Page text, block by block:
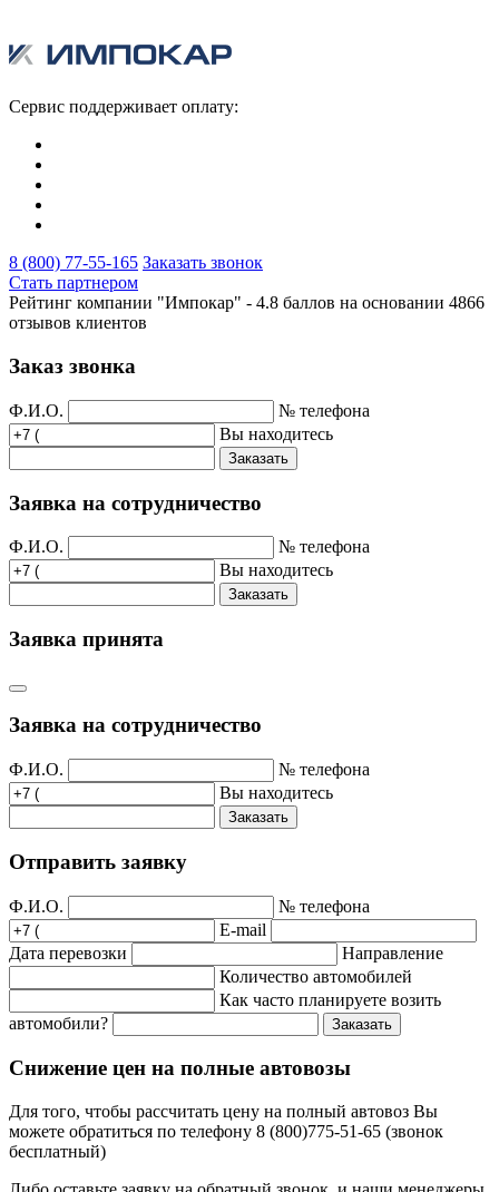
Сервис поддерживает оплату:
8 (800) 77-55-165 Заказать звонок
Стать партнером
Рейтинг компании "Импокар" - 4.8 баллов на основании 4866
отзывов клиентов
Заказ звонка
Ф.И.О.
№ телефона
Вы находитесь
Заказать
Заявка на сотрудничество
Ф.И.О.
№ телефона
Вы находитесь
Заказать
Заявка принята
Заявка на сотрудничество
Ф.И.О.
№ телефона
Вы находитесь
Заказать
Отправить заявку
Ф.И.О.
№ телефона
E-mail
Дата перевозки
Направление
Количество автомобилей
Как часто планируете возить
автомобили?
Заказать
Снижение цен на полные автовозы
Для того, чтобы рассчитать цену на полный автовоз Вы
можете обратиться по телефону 8 (800)775-51-65 (звонок
бесплатный)